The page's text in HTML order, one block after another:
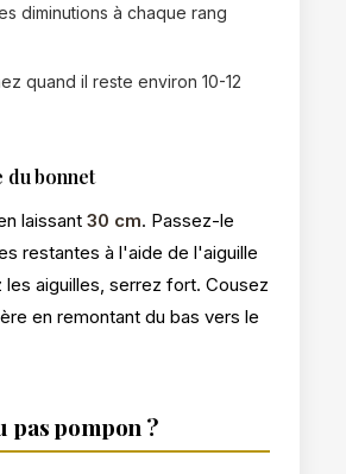
diminutions à chaque rang
quand il reste environ 10-12
du bonnet
laissant 30 cm. Passez-le
restantes à l'aide de l'aiguille
les aiguilles, serrez fort. Cousez
en remontant du bas vers le
pas pompon ?